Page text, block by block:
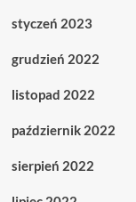
styczeń 2023
grudzień 2022
listopad 2022
październik 2022
sierpień 2022